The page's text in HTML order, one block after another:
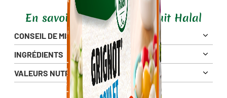
En savoir plus sur ce produit Halal
CONSEIL DE MISE EN OEUVRE
INGRÉDIENTS
VALEURS NUTRITIONNELLES